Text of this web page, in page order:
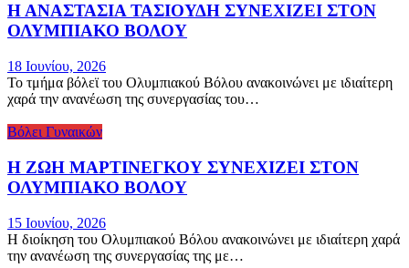
Η ΑΝΑΣΤΑΣΙΑ ΤΑΣΙΟΥΔΗ ΣΥΝΕΧΙΖΕΙ ΣΤΟΝ
ΟΛΥΜΠΙΑΚΟ ΒΟΛΟΥ
18 Ιουνίου, 2026
Το τμήμα βόλεϊ του Ολυμπιακoύ Βόλου ανακοινώνει με ιδιαίτερη
χαρά την ανανέωση της συνεργασίας του…
Βόλει Γυναικών
Η ΖΩΗ ΜΑΡΤΙΝΕΓΚΟΥ ΣΥΝΕΧΙΖΕΙ ΣΤΟΝ
ΟΛΥΜΠΙΑΚΟ ΒΟΛΟΥ
15 Ιουνίου, 2026
Η διοίκηση του Ολυμπιακού Βόλου ανακοινώνει με ιδιαίτερη χαρά
την ανανέωση της συνεργασίας της με…